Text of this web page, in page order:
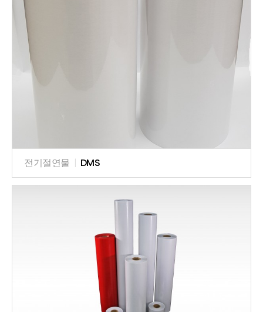
전기절연물 | DMS